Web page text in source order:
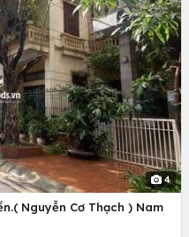
4
Nguyễn Cơ Thạch ) Nam